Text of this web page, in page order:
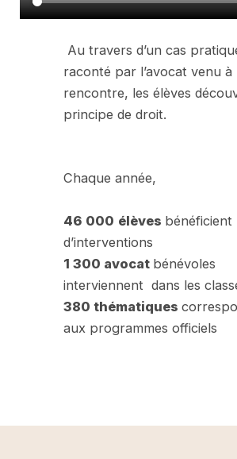
Au travers d’un cas
raconté par l’avocat venu à
rencontre, les élèves
principe de droit.
Chaque année,
46 000 élèves bénéficient
d’interventions
1 300 avocat bénévoles
interviennent dans les
380 thématiques
aux programmes officiels